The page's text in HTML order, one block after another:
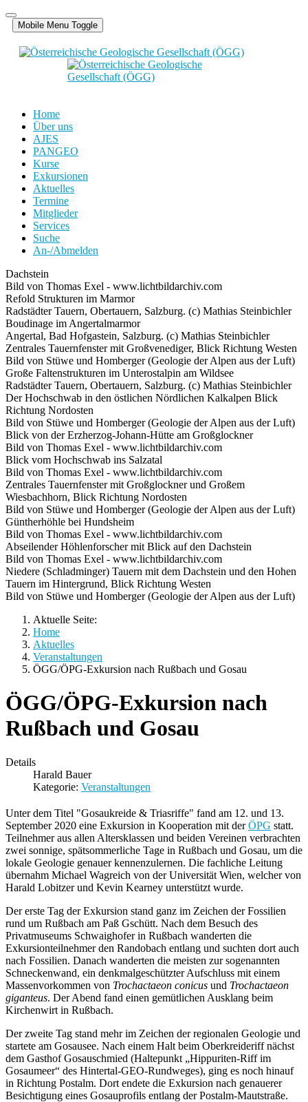
Mobile Menu Toggle
Home
Über uns
AJES
PANGEO
Kurse
Exkursionen
Aktuelles
Termine
Mitglieder
Services
Suche
An-/Abmelden
Dachstein
Bild von Thomas Exel - www.lichtbildarchiv.com
Refold Strukturen im Marmor
Radstädter Tauern, Obertauern, Salzburg. (c) Mathias Steinbichler
Boudinage im Angertalmarmor
Angertal, Bad Hofgastein, Salzburg. (c) Mathias Steinbichler
Zentrales Tauernfenster mit Großvenediger, Blick Richtung Westen
Bild von Stüwe und Homberger (Geologie der Alpen aus der Luft)
Große Faltenstrukturen im Unterostalpin am Wildsee
Radstädter Tauern, Obertauern, Salzburg. (c) Mathias Steinbichler
Der Hochschwab in den östlichen Nördlichen Kalkalpen Blick
Richtung Nordosten
Bild von Stüwe und Homberger (Geologie der Alpen aus der Luft)
Blick von der Erzherzog-Johann-Hütte am Großglockner
Bild von Thomas Exel - www.lichtbildarchiv.com
Blick vom Hochschwab ins Salzatal
Bild von Thomas Exel - www.lichtbildarchiv.com
Zentrales Tauernfenster mit Großglockner und Großem
Wiesbachhorn, Blick Richtung Nordosten
Bild von Stüwe und Homberger (Geologie der Alpen aus der Luft)
Güntherhöhle bei Hundsheim
Bild von Thomas Exel - www.lichtbildarchiv.com
Abseilender Höhlenforscher mit Blick auf den Dachstein
Bild von Thomas Exel - www.lichtbildarchiv.com
Niedere (Schladminger) Tauern mit dem Dachstein und den Hohen
Tauern im Hintergrund, Blick Richtung Westen
Bild von Stüwe und Homberger (Geologie der Alpen aus der Luft)
Aktuelle Seite:
Home
Aktuelles
Veranstaltungen
ÖGG/ÖPG-Exkursion nach Rußbach und Gosau
ÖGG/ÖPG-Exkursion nach
Rußbach und Gosau
Details
Harald Bauer
Kategorie: Veranstaltungen
Unter dem Titel "Gosaukreide & Triasriffe" fand am 12. und 13.
September 2020 eine Exkursion in Kooperation mit derÖPG statt.
Teilnehmer aus allen Altersklassen und beiden Vereinen ​verbrachten
zwei sonnige, spätsommerliche Tage in Rußbach und Gosau, um die
lokale Geologie genauer kennenzulernen. Die fachliche Leitung
übernahm Michael Wagreich von der Universität Wien, welcher von
Harald Lobitzer und Kevin Kearney unterstützt wurde.
Der erste Tag der Exkursion stand ganz im Zeichen der Fossilien
rund um Rußbach am Paß Gschütt. Nach dem Besuch des
Privatmuseums Schwaighofer in Rußbach wanderten die
Exkursionteilnehmer den Randobach entlang und suchten dort auch
nach Fossilien. Danach wanderten die meisten zur sogenannten
Schneckenwand, ein denkmalgeschützter Aufschluss mit einem
Massenvorkommen von Trochactaeon conicus und Trochactaeon
giganteus. Der Abend fand einen gemütlichen Ausklang beim
Kirchenwirt in Rußbach.
Der zweite Tag stand mehr im Zeichen der regionalen Geologie und
startete am Gosausee. Nach einem Halt beim Oberkreideriff nächst
dem Gasthof Gosauschmied (Haltepunkt „Hippuriten-Riff im
Gosaumeer“ des Hintertal-GEO-Rundweges), ging es noch hinauf
in Richtung Postalm. Dort endete die Exkursion nach genauerer
Besichtigung eines Gosauprofils entlang der Postalm-Mautstraße.